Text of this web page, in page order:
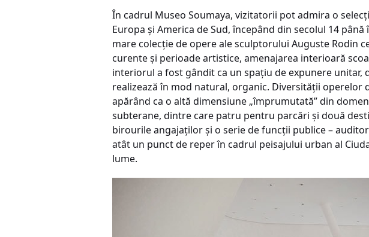
În cadrul Museo Soumaya, vizitatorii pot admira o
Europa şi America de Sud, începând din secolul 14
mare colecţie de opere ale sculptorului Auguste Rodin
curente şi perioade artistice, amenajarea interioară
interiorul a fost gândit ca un spaţiu de expunere unitar,
realizează în mod natural, organic. Diversităţii
apărând ca o altă dimensiune „împrumutată” din
subterane, dintre care patru pentru parcări şi două
birourile angajaţilor şi o serie de funcţii publice –
atât un punct de reper în cadrul peisajului urban al
lume.